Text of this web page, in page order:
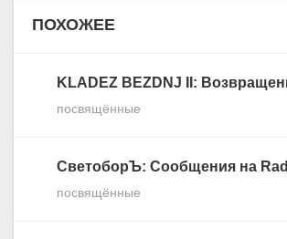
ПОХОЖЕЕ
KLADEZ BEZDNJ II:
посвящённые
СветоборЪ: Сообщения на
посвящённые